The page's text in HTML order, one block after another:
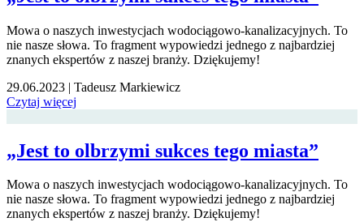
Mowa o naszych inwestycjach wodociągowo-kanalizacyjnych. To
nie nasze słowa. To fragment wypowiedzi jednego z najbardziej
znanych ekspertów z naszej branży. Dziękujemy!
29.06.2023 | Tadeusz Markiewicz
Czytaj więcej
„Jest to olbrzymi sukces tego miasta”
Mowa o naszych inwestycjach wodociągowo-kanalizacyjnych. To
nie nasze słowa. To fragment wypowiedzi jednego z najbardziej
znanych ekspertów z naszej branży. Dziękujemy!